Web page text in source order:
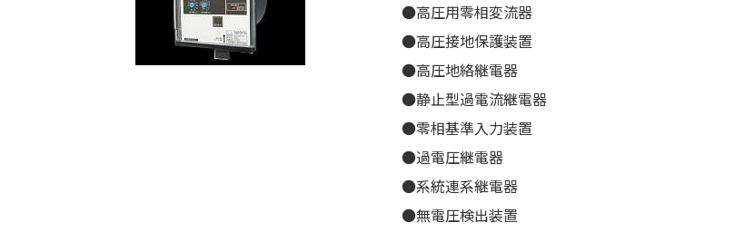
●高圧用零相変流器
●高圧接地保護装置
●高圧地絡継電器
●静止型過電流継電器
●零相基準入力装置
●過電圧継電器
●系統連系継電器
●無電圧検出装置